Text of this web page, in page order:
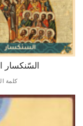
♱السّنكسار
كلمة